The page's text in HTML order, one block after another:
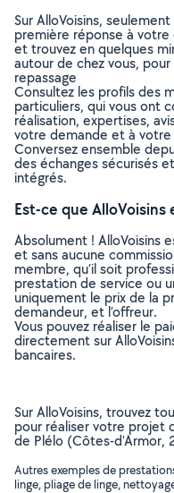
Sur AlloVoisins,
première réponse à
et trouvez en quelques
autour de chez vous,
repassage
Consultez les profils des
particuliers, qui vous ont
réalisation, expertises,
votre demande et à
Conversez ensemble
des échanges sécurisés
intégrés.
Est-ce que AlloVoisins
Absolument ! AlloVoisins
et sans aucune
membre, qu’il soit
prestation de service ou
uniquement le prix de la
demandeur, et l’offreur.
Vous pouvez réaliser le
directement sur
bancaires.
Sur AlloVoisins, trouvez
pour réaliser votre projet
de Plélo (Côtes-d'Armor,
Autres exemples de
linge, pliage de linge,